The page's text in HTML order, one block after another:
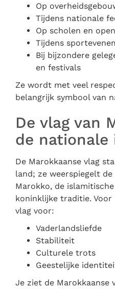
Op
Tijdens nationale
Op scholen en
Tijdens
Bij bijzondere
en festivals
Ze wordt met veel
belangrijk symbool van
De vlag van
de
De Marokkaanse vlag
land; ze weerspiegelt de
Marokko, de
koninklijke traditie.
vlag voor:
Vaderlandsliefde
Stabiliteit
Culturele trots
Geestelijke
Je ziet de Marokkaanse